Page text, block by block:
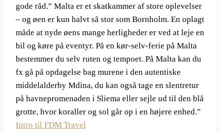
gode råd.” Malta er et skatkammer af store oplevelser
– og øen er kun halvt så stor som Bornholm. En oplagt
måde at nyde øens mange herligheder er ved at leje en
bil og køre på eventyr. På en kør-selv-ferie på Malta
bestemmer du selv ruten og tempoet. På Malta kan du
fx gå på opdagelse bag murene i den autentiske
middelalderby Mdina, du kan også tage en slentretur
på havnepromenaden i Sliema eller sejle ud til den blå
grotte, hvor koraller og sol går op i en højere enhed.”
Intro til FDM Travel